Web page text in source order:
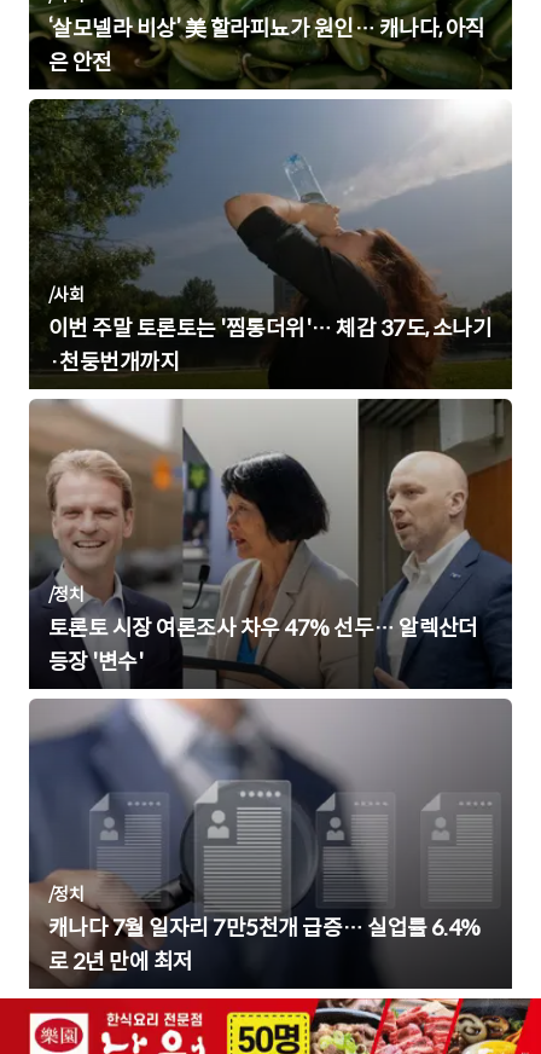
‘살모넬라 비상’ 美 할라피뇨가 원인… 캐나다, 아직
은 안전
/사회
이번 주말 토론토는 '찜통더위'… 체감 37도, 소나기
·천둥번개까지
/정치
토론토 시장 여론조사 차우 47% 선두… 알렉산더
등장 '변수'
/정치
캐나다 7월 일자리 7만5천개 급증… 실업률 6.4%
로 2년 만에 최저